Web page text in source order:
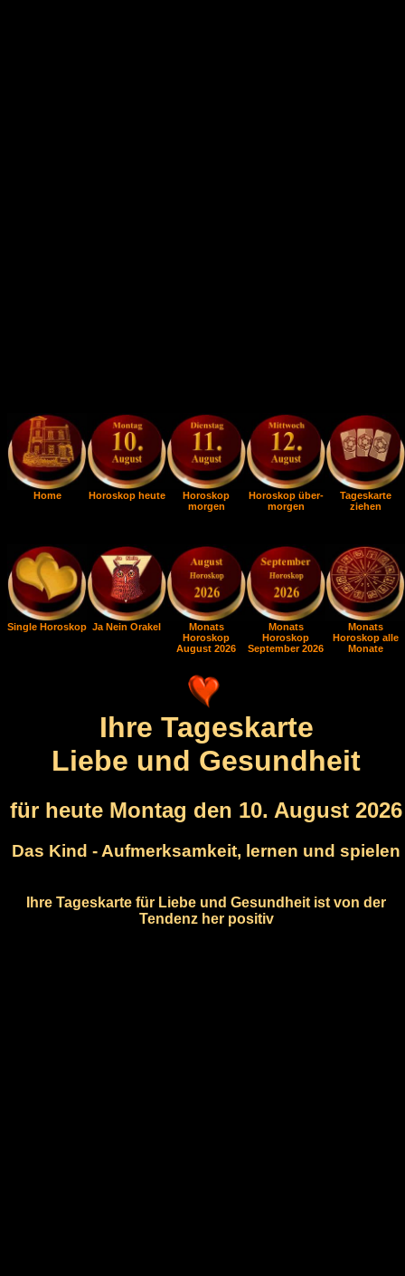
Home Horoskop heute
Horoskop
morgen
Horoskop über-
morgen
Tageskarte
ziehen
Single Horoskop Ja Nein Orakel
Monats
Horoskop
August 2026
Monats
Horoskop
September 2026
Monats
Horoskop alle
Monate
Ihre Tageskarte
Liebe und Gesundheit
für heute Montag den 10. August 2026
Das Kind - Aufmerksamkeit, lernen und spielen
Ihre Tageskarte für Liebe und Gesundheit ist von der
Tendenz her positiv